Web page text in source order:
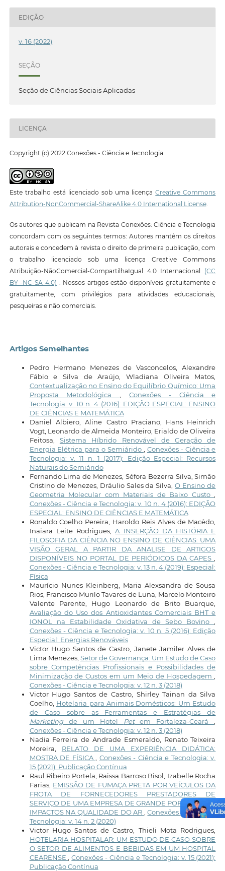
EDIÇÃO
v. 16 (2022)
SEÇÃO
Seção de Ciências Sociais Aplicadas
LICENÇA
Copyright (c) 2022 Conexões - Ciência e Tecnologia
Este trabalho está licenciado sob uma licençaCreative Commons
Attribution-NonCommercial-ShareAlike 4.0 International License.
Os autores que publicam na Revista Conexões: Ciência e Tecnologia
concordam com os seguintes termos: Autores mantêm os direitos
autorais e concedem à revista o direito de primeira publicação, com
o trabalho licenciado sob uma licença Creative Commons
Atribuição-NãoComercial-CompartilhaIgual 4.0 Internacional (CC
BY -NC-SA 4.0) . Nossos artigos estão disponíveis gratuitamente e
gratuitamente, com privilégios para atividades educacionais,
pesqueiras e não comerciais.
Artigos Semelhantes
Pedro Hermano Menezes de Vasconcelos, Alexandre
Fábio e Silva de Araújo, Wladiana Oliveira Matos,
Contextualização no Ensino do Equilíbrio Químico: Uma
Proposta Metodológica
Conexões - Ciência e
Tecnologia: v. 10 n. 4 (2016): EDIÇÃO ESPECIAL: ENSINO
DE CIÊNCIAS E MATEMÁTICA
Daniel Albiero, Aline Castro Praciano, Hans Heinrich
Vogt, Leonardo de Almeida Monteiro, Erialdo de Oliveira
Feitosa, Sistema Híbrido Renovável de Geração de
Energia Elétrica para o Semiárido
Conexões - Ciência e
Tecnologia: v. 11 n. 1 (2017): Edição Especial: Recursos
Naturais do Semiárido
Fernando Lima de Menezes, Séfora Bezerra Silva, Simão
Cristino de Menezes, Dráulio Sales da Silva,O Ensino de
Geometria Molecular com Materiais de Baixo Custo
Conexões - Ciência e Tecnologia: v. 10 n. 4 (2016): EDIÇÃO
ESPECIAL: ENSINO DE CIÊNCIAS E MATEMÁTICA
Ronaldo Coelho Pereira, Haroldo Reis Alves de Macêdo,
Inaiara Leite Rodrigues,A INSERÇÃO DA HISTÓRIA E
FILOSOFIA DA CIÊNCIA NO ENSINO DE CIÊNCIAS: UMA
VISÃO GERAL A PARTIR DA ANALISE DE ARTIGOS
DISPONÍVEIS NO PORTAL DE PERIÓDICOS DA CAPES
Conexões - Ciência e Tecnologia: v. 13 n. 4 (2019): Especial:
Física
Maurício Nunes Kleinberg, Maria Alexsandra de Sousa
Rios, Francisco Murilo Tavares de Luna, Marcelo Monteiro
Valente Parente, Hugo Leonardo de Brito Buarque,
Avaliação do Uso dos Antioxidantes Comerciais BHT e
IONOL na Estabilidade Oxidativa de Sebo Bovino
Conexões - Ciência e Tecnologia: v. 10 n. 5 (2016): Edição
Especial: Energias Renováveis
Victor Hugo Santos de Castro, Janete Jamiler Alves de
Lima Menezes, Setor de Governança: Um Estudo de Caso
sobre Competências Profissionais e Possibilidades de
Minimização de Custos em um Meio de Hospedagem
Conexões - Ciência e Tecnologia: v. 12 n. 3 (2018)
Victor Hugo Santos de Castro, Shirley Tainan da Silva
Coelho, Hotelaria para Animais Domésticos: Um Estudo
de Caso sobre as Ferramentas e Estratégias de
Marketingde um Hotel Petem Fortaleza-Ceará
Conexões - Ciência e Tecnologia: v. 12 n. 3 (2018)
Nadia Ferreira de Andrade Esmeraldo, Renato Teixeira
Moreira, RELATO DE UMA EXPERIÊNCIA DIDÁTICA:
MOSTRA DE FÍSICA
Conexões - Ciência e Tecnologia: v.
15 (2021): Publicação Contínua
Raul Ribeiro Portela, Raissa Barroso Bisol, Izabelle Rocha
Farias, EMISSÃO DE FUMAÇA PRETA POR VEÍCULOS DA
FROTA DE FORNECEDORES PRESTADORES DE
SERVIÇO DE UMA EMPRESA DE GRANDE PORTE E SEUS
IMPACTOS NA QUALIDADE DO AR
,Conexões - Ciência e
Tecnologia: v. 14 n. 2 (2020)
Victor Hugo Santos de Castro, Thieli Mota Rodrigues,
HOTELARIA HOSPITALAR: UM ESTUDO DE CASO SOBRE
O SETOR DE ALIMENTOS E BEBIDAS EM UM HOSPITAL
CEARENSE
,Conexões - Ciência e Tecnologia: v. 15 (2021):
Publicação Contínua